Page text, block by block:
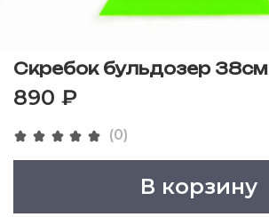
(0)
Скребок бульдозер 38см
890 ₽
В корзину